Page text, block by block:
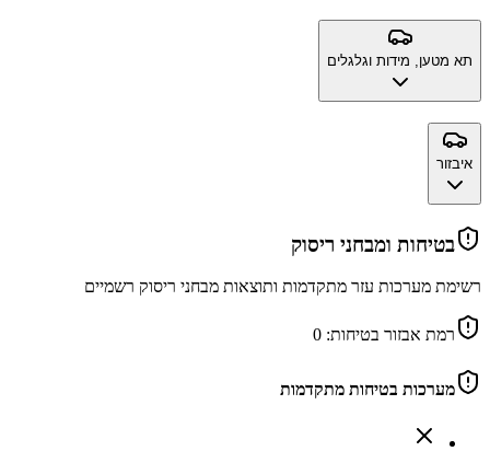
תא מטען, מידות וגלגלים
איבזור
בטיחות ומבחני ריסוק
רשימת מערכות עזר מתקדמות ותוצאות מבחני ריסוק רשמיים
רמת אבזור בטיחות: 0
מערכות בטיחות מתקדמות